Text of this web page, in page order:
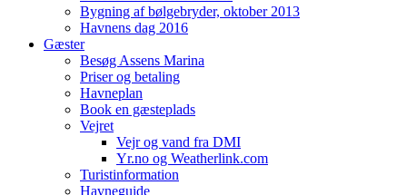
Bygning af bølgebryder, oktober 2013
Havnens dag 2016
Gæster
Besøg Assens Marina
Priser og betaling
Havneplan
Book en gæsteplads
Vejret
Vejr og vand fra DMI
Yr.no og Weatherlink.com
Turistinformation
Havneguide